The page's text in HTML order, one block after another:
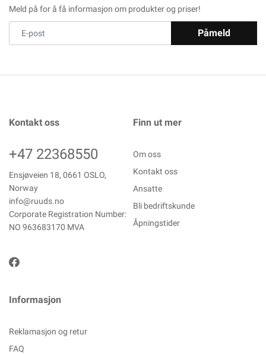
Meld på for å få informasjon om produkter og priser!
Påmeld
Kontakt oss
+47 22368550
Ensjøveien 18, 0661 OSLO,
Norway
info@ruuds.no
Corporate Registration Number:
NO 963683170 MVA
Finn ut mer
Om oss
Kontakt oss
Ansatte
Bli bedriftskunde
Åpningstider
Informasjon
Reklamasjon og retur
FAQ